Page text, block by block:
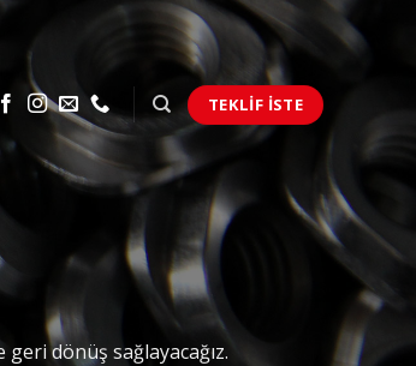
TEKLIF İSTE
dönüş sağlayacağız.